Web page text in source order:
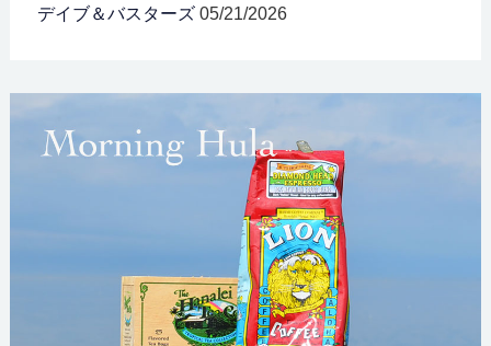
デイブ＆バスターズ 05/21/2026